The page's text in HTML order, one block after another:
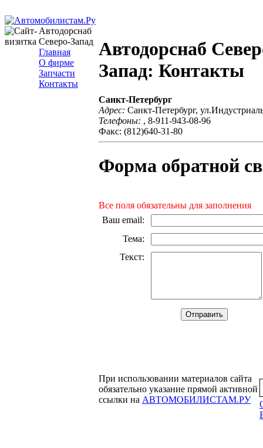
Автодорснаб
Северо-Запад
Главная
О фирме
Запчасти
Контакты
Автодорснаб
Запад: Контакты
Санкт-Петербург
Адрес: Санкт-Петербург,
Телефоны: , 8-911-943-08-96
Факс: (812)640-31-80
Форма обратной
Все поля обязательны для заполнения
Ваш email:
Тема:
Текст:
При использовании материалов сайта
обязательно указание прямой активной
ссылки на АВТОМОБИЛИСТАМ.РУ